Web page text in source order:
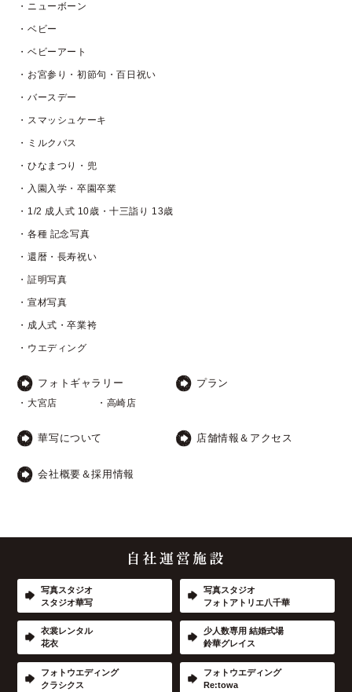
・ニューボーン
・ベビー
・ベビーアート
・お宮参り・初節句・百日祝い
・バースデー
・スマッシュケーキ
・ミルクバス
・ひなまつり・兜
・入園入学・卒園卒業
・1/2 成人式 10歳・十三詣り 13歳
・各種 記念写真
・還暦・長寿祝い
・証明写真
・宣材写真
・成人式・卒業袴
・ウエディング
フォトギャラリー
・大宮店 ・高崎店
プラン
華写について 店舗情報＆アクセス
会社概要＆採用情報
写真スタジオ
スタジオ華写
写真スタジオ
フォトアトリエ八千華
衣裳レンタル
花衣
少人数専用 結婚式場
鈴華グレイス
フォトウエディング
クラシクス
フォトウエディング
Re:towa